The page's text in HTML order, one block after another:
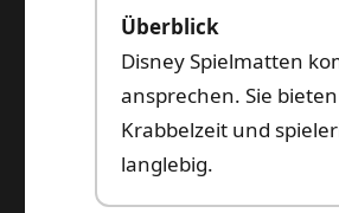
Überblick
Disney Spielmatten
ansprechen. Sie
Krabbelzeit und
langlebig.